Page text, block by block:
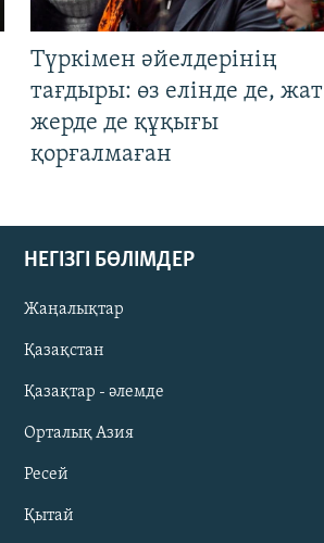
Түркімен әйелдерінің
тағдыры: өз елінде де, жат
жерде де құқығы
қорғалмаған
НЕГІЗГІ БӨЛІМДЕР
Жаңалықтар
Қазақстан
Қазақтар - әлемде
Орталық Азия
Ресей
Қытай